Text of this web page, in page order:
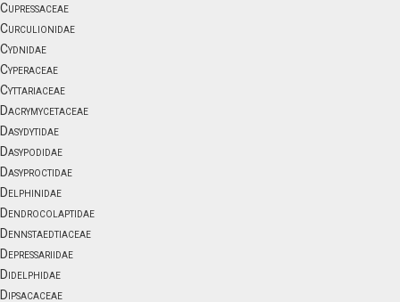
Cupressaceae
Curculionidae
Cydnidae
Cyperaceae
Cyttariaceae
Dacrymycetaceae
Dasydytidae
Dasypodidae
Dasyproctidae
Delphinidae
Dendrocolaptidae
Dennstaedtiaceae
Depressariidae
Didelphidae
Dipsacaceae